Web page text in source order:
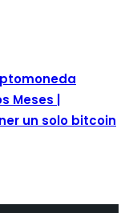
Meses |
un solo bitcoin